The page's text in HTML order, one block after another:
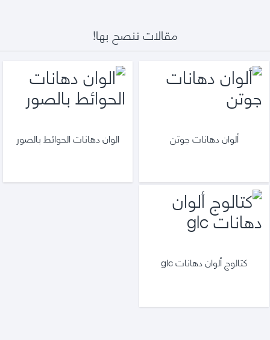
مقالات ننصح بها!
ألوان دهانات جوتن الوان دهانات الحوائط بالصور
كتالوج ألوان دهانات glc